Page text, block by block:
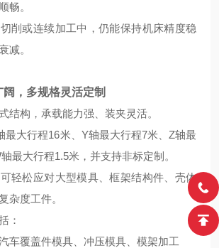
畅。
削或连续加工中，仍能保持机床精度稳
减。
，多规格灵活定制
结构，承载能力强、装夹灵活。
最大行程16米、Y轴最大行程7米、Z轴最
最大行程1.5米，并支持非标定制。
轻松应对大型模具、框架结构件、壳体
杂度工件。
：
车覆盖件模具、冲压模具、模架加工